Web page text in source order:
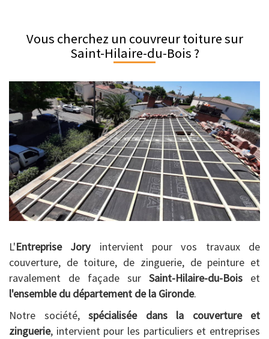
Vous cherchez un couvreur toiture sur
Saint-Hilaire-du-Bois ?
L'Entreprise Jory intervient pour vos travaux de
couverture, de toiture, de zinguerie, de peinture et
ravalement de façade sur Saint-Hilaire-du-Bois et
l'ensemble du département de la Gironde.
Notre société, spécialisée dans la couverture et
zinguerie, intervient pour les particuliers et entreprises